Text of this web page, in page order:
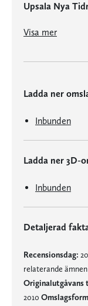
Upsala Nya
Visa mer
Ladda ner
Inbunden
Ladda ner 3D-
Inbunden
Detaljerad
Recensionsdag:
relaterande ämnen
Originalutgåvans
2010